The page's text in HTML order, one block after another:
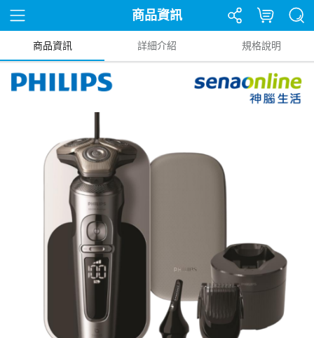
商品資訊
商品資訊 詳細介紹 規格說明